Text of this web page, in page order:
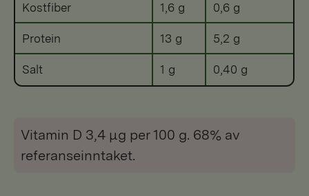
Kostfiber 1,6 g 0,6 g
Protein 13 g 5,2 g
Salt 1 g 0,40 g
Vitamin D 3,4 μg per 100 g. 68% av
referanseinntaket.